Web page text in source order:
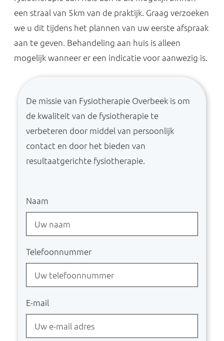
Home
Praktijkinformatie
een straal van 5km van de praktijk. Graag verzoeken
we u dit tijdens het plannen van uw eerste afspraak
aan te geven. Behandeling aan huis is alleen
mogelijk wanneer er een indicatie voor aanwezig is.
De missie van Fysiotherapie Overbeek is om
de kwaliteit van de fysiotherapie te
verbeteren door middel van persoonlijk
contact en door het bieden van
resultaatgerichte fysiotherapie.
Naam
Telefoonnummer
E-mail